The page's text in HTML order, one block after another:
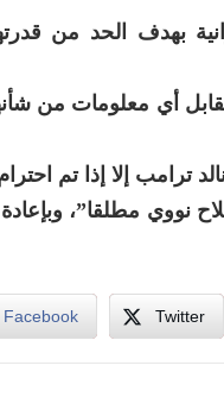
بهدف الحد من
عن مكافأة تصل إلى 15 مليون دولار
ترامب إلا إذا تم
نووي مطلقا”،
Facebook Twitter